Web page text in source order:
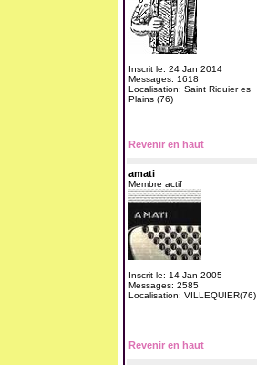
Inscrit le: 24 Jan 2014
Messages: 1618
Localisation: Saint Riquier es
Plains (76)
Revenir en haut
amati
Membre actif
Inscrit le: 14 Jan 2005
Messages: 2585
Localisation: VILLEQUIER(76)
Revenir en haut